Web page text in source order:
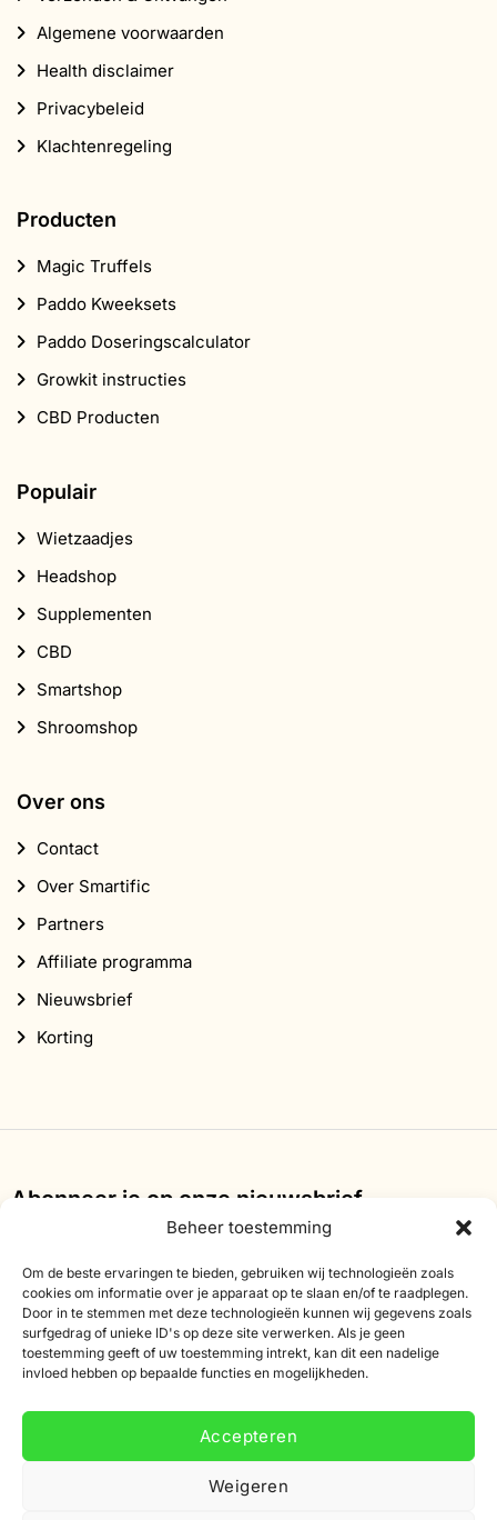
Beheer toestemming
Om de beste ervaringen te bieden, gebruiken wij technologieën zoals
cookies om informatie over je apparaat op te slaan en/of te raadplegen.
Door in te stemmen met deze technologieën kunnen wij gegevens zoals
surfgedrag of unieke ID's op deze site verwerken. Als je geen
toestemming geeft of uw toestemming intrekt, kan dit een nadelige
invloed hebben op bepaalde functies en mogelijkheden.
Accepteren
Weigeren
Algemene voorwaarden
Health disclaimer
Privacybeleid
Klachtenregeling
Producten
Magic Truffels
Paddo Kweeksets
Paddo Doseringscalculator
Growkit instructies
CBD Producten
Populair
Wietzaadjes
Headshop
Supplementen
CBD
Smartshop
Shroomshop
Over ons
Contact
Over Smartific
Partners
Affiliate programma
Nieuwsbrief
Korting
Abonneer je op onze nieuwsbrief
Schrijf je in voor onze nieuwsbrief en ontvang 10%
korting op je eerste bestelling.
E-
mailadres